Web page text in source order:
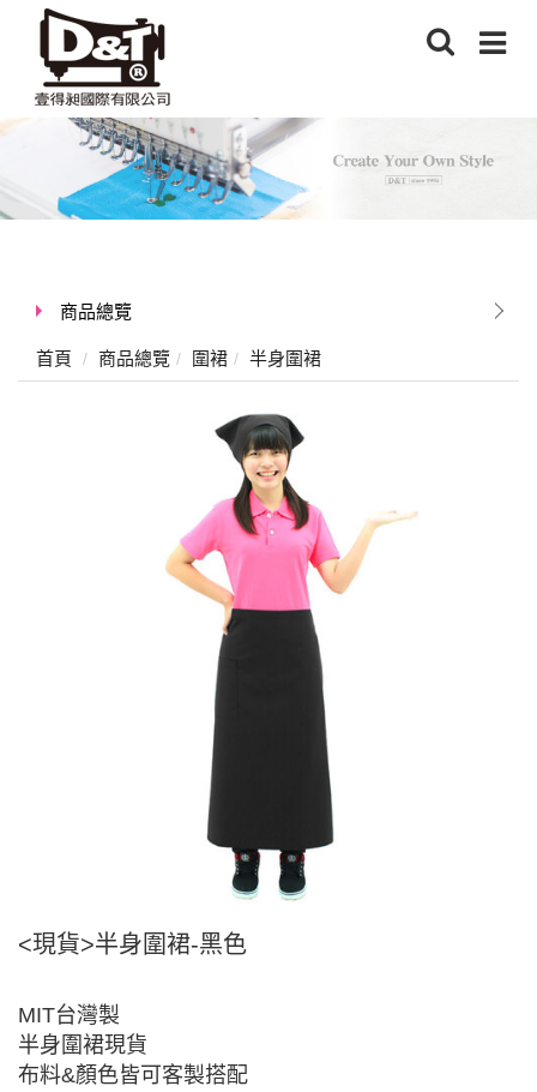
商品總覽
首頁 商品總覽 圍裙 半身圍裙
<現貨>半身圍裙-黑色
MIT台灣製
半身圍裙現貨
布料&顏色皆可客製搭配